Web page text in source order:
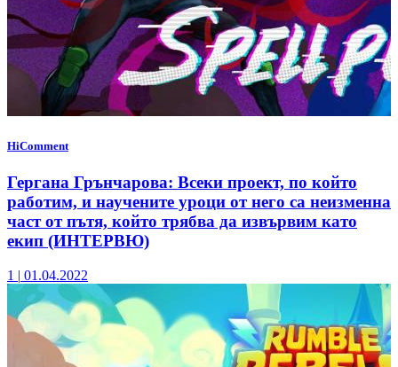
HiComment
Гергана Грънчарова: Всеки проект, по който
работим, и научените уроци от него са неизменна
част от пътя, който трябва да извървим като
екип (ИНТЕРВЮ)
1 | 01.04.2022